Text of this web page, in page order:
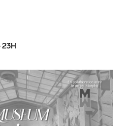
23H